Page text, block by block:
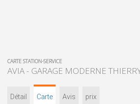
CARTE STATION-SERVICE
AVIA - GARAGE MODERNE
Détail Carte Avis prix